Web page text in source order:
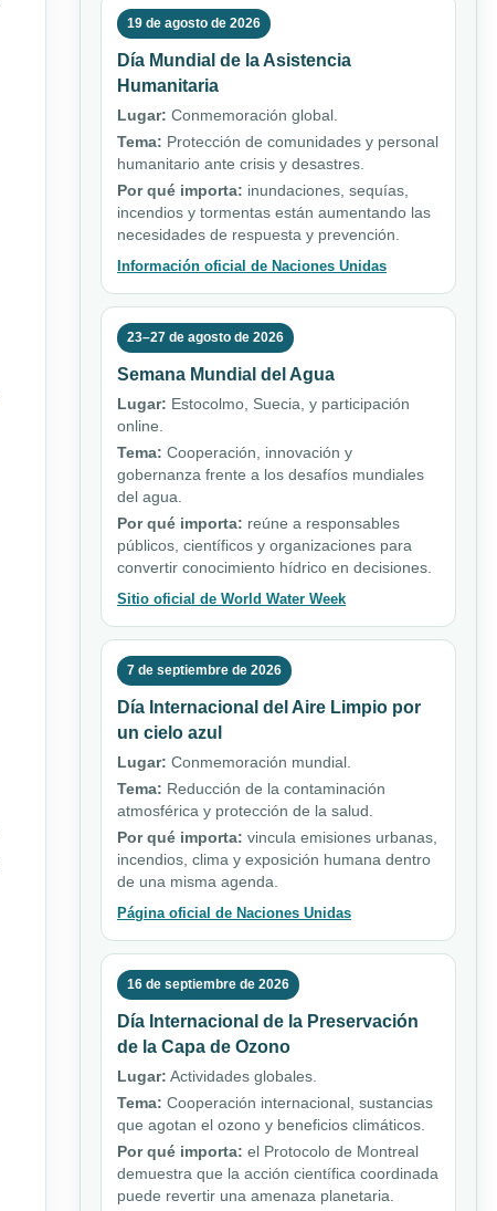
19 de agosto de 2026
Día Mundial de la Asistencia
Humanitaria
Lugar: Conmemoración global.
Tema: Protección de comunidades y personal
humanitario ante crisis y desastres.
Por qué importa: inundaciones, sequías,
incendios y tormentas están aumentando las
necesidades de respuesta y prevención.
Información oficial de Naciones Unidas
23–27 de agosto de 2026
Semana Mundial del Agua
Lugar: Estocolmo, Suecia, y participación
online.
Tema: Cooperación, innovación y
gobernanza frente a los desafíos mundiales
del agua.
Por qué importa: reúne a responsables
públicos, científicos y organizaciones para
convertir conocimiento hídrico en decisiones.
Sitio oficial de World Water Week
7 de septiembre de 2026
Día Internacional del Aire Limpio por
un cielo azul
Lugar: Conmemoración mundial.
Tema: Reducción de la contaminación
atmosférica y protección de la salud.
Por qué importa: vincula emisiones urbanas,
incendios, clima y exposición humana dentro
de una misma agenda.
Página oficial de Naciones Unidas
16 de septiembre de 2026
Día Internacional de la Preservación
de la Capa de Ozono
Lugar: Actividades globales.
Tema: Cooperación internacional, sustancias
que agotan el ozono y beneficios climáticos.
Por qué importa: el Protocolo de Montreal
demuestra que la acción científica coordinada
puede revertir una amenaza planetaria.